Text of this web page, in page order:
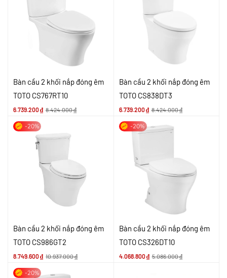
Bàn cầu 2 khối nắp đóng êm
TOTO CS767RT10
6.739.200₫ 8.424.000₫
Bàn cầu 2 khối nắp đóng êm
TOTO CS838DT3
6.739.200₫ 8.424.000₫
-20%
Bàn cầu 2 khối nắp đóng êm
TOTO CS986GT2
8.749.600₫ 10.937.000₫
-20%
Bàn cầu 2 khối nắp đóng êm
TOTO CS326DT10
4.068.800₫ 5.086.000₫
-20%